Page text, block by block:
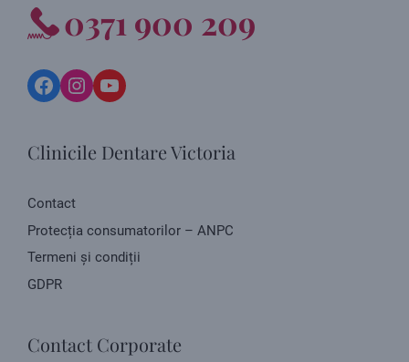
0371 900 209
Facebook
Instagram
YouTube
Clinicile Dentare Victoria
Contact
Protecția consumatorilor – ANPC
Termeni și condiții
GDPR
Contact Corporate